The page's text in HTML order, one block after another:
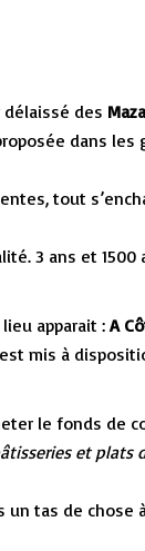
des
dans les
tout
3 ans et 1500
apparait :A
mis à
le fonds de
et plats
un tas de chose